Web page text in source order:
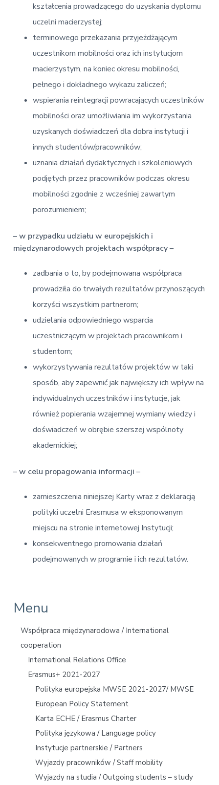
kształcenia prowadzącego do uzyskania dyplomu
uczelni macierzystej;
terminowego przekazania przyjeżdżającym
uczestnikom mobilności oraz ich instytucjom
macierzystym, na koniec okresu mobilności,
pełnego i dokładnego wykazu zaliczeń;
wspierania reintegracji powracających uczestników
mobilności oraz umożliwiania im wykorzystania
uzyskanych doświadczeń dla dobra instytucji i
innych studentów/pracowników;
uznania działań dydaktycznych i szkoleniowych
podjętych przez pracowników podczas okresu
mobilności zgodnie z wcześniej zawartym
porozumieniem;
– w przypadku udziału w europejskich i
międzynarodowych projektach współpracy –
zadbania o to, by podejmowana współpraca
prowadziła do trwałych rezultatów przynoszących
korzyści wszystkim partnerom;
udzielania odpowiedniego wsparcia
uczestniczącym w projektach pracownikom i
studentom;
wykorzystywania rezultatów projektów w taki
sposób, aby zapewnić jak największy ich wpływ na
indywidualnych uczestników i instytucje, jak
również popierania wzajemnej wymiany wiedzy i
doświadczeń w obrębie szerszej wspólnoty
akademickiej;
– w celu propagowania informacji –
zamieszczenia niniejszej Karty wraz z deklaracją
polityki uczelni Erasmusa w eksponowanym
miejscu na stronie internetowej Instytucji;
konsekwentnego promowania działań
podejmowanych w programie i ich rezultatów.
P
Menu
Współpraca międzynarodowa / International
cooperation
International Relations Office
Erasmus+ 2021-2027
Polityka europejska MWSE 2021-2027/ MWSE
European Policy Statement
Karta ECHE / Erasmus Charter
Polityka językowa / Language policy
Instytucje partnerskie / Partners
Wyjazdy pracowników / Staff mobility
Wyjazdy na studia / Outgoing students – study